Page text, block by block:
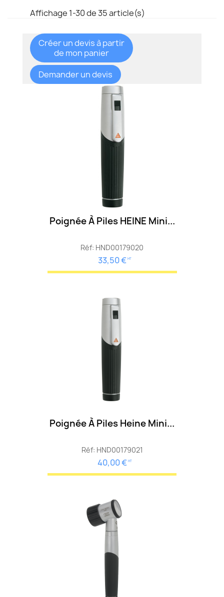
Affichage 1-30 de 35 article(s)
Créer un devis à partir
de mon panier
Demander un devis
Poignée À Piles HEINE Mini...
Réf: HND00179020
33,50 € HT
Poignée À Piles Heine Mini...
Réf: HND00179021
40,00 € HT